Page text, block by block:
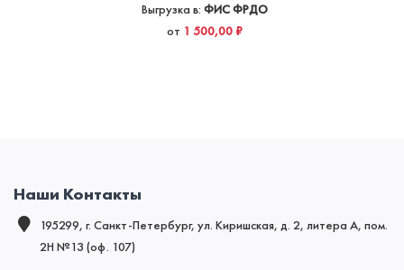
Выгрузка в: ФИС ФРДО
от 1 500,00 ₽
Наши Контакты
195299, г. Санкт-Петербург, ул. Киришская, д. 2, литера А, пом.
2Н №13 (оф. 107)